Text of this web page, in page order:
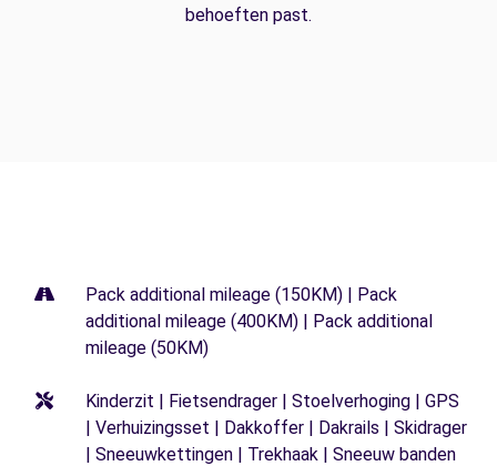
behoeften past.
Pack additional mileage (150KM) | Pack
additional mileage (400KM) | Pack additional
mileage (50KM)
Kinderzit | Fietsendrager | Stoelverhoging | GPS
| Verhuizingsset | Dakkoffer | Dakrails | Skidrager
| Sneeuwkettingen | Trekhaak | Sneeuw banden